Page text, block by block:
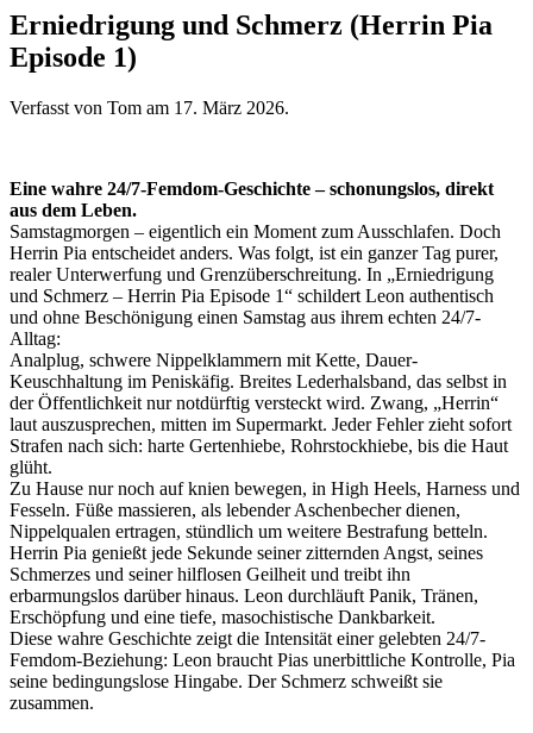
Erniedrigung und Schmerz (Herrin Pia
Episode 1)
Verfasst von Tom am 17. März 2026.
Eine wahre 24/7-Femdom-Geschichte – schonungslos, direkt
aus dem Leben.
Samstagmorgen – eigentlich ein Moment zum Ausschlafen. Doch
Herrin Pia entscheidet anders. Was folgt, ist ein ganzer Tag purer,
realer Unterwerfung und Grenzüberschreitung. In „Erniedrigung
und Schmerz – Herrin Pia Episode 1“ schildert Leon authentisch
und ohne Beschönigung einen Samstag aus ihrem echten 24/7-
Alltag:
Analplug, schwere Nippelklammern mit Kette, Dauer-
Keuschhaltung im Peniskäfig. Breites Lederhalsband, das selbst in
der Öffentlichkeit nur notdürftig versteckt wird. Zwang, „Herrin“
laut auszusprechen, mitten im Supermarkt. Jeder Fehler zieht sofort
Strafen nach sich: harte Gertenhiebe, Rohrstockhiebe, bis die Haut
glüht.
Zu Hause nur noch auf knien bewegen, in High Heels, Harness und
Fesseln. Füße massieren, als lebender Aschenbecher dienen,
Nippelqualen ertragen, stündlich um weitere Bestrafung betteln.
Herrin Pia genießt jede Sekunde seiner zitternden Angst, seines
Schmerzes und seiner hilflosen Geilheit und treibt ihn
erbarmungslos darüber hinaus. Leon durchläuft Panik, Tränen,
Erschöpfung und eine tiefe, masochistische Dankbarkeit.
Diese wahre Geschichte zeigt die Intensität einer gelebten 24/7-
Femdom-Beziehung: Leon braucht Pias unerbittliche Kontrolle, Pia
seine bedingungslose Hingabe. Der Schmerz schweißt sie
zusammen.